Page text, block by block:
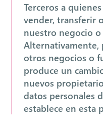
Terceros a
vender, transferir
nuestro negocio
Alternativamente,
otros negocios o
produce un
nuevos
datos personales
establece en esta